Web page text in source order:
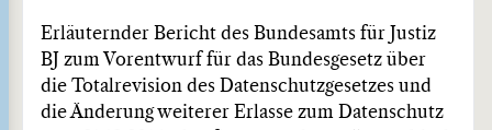
Erläuternder Bericht des Bundesamts für Justiz
BJ zum Vorentwurf für das Bundesgesetz über
die Totalrevision des Datenschutzgesetzes und
die Änderung weiterer Erlasse zum Datenschutz